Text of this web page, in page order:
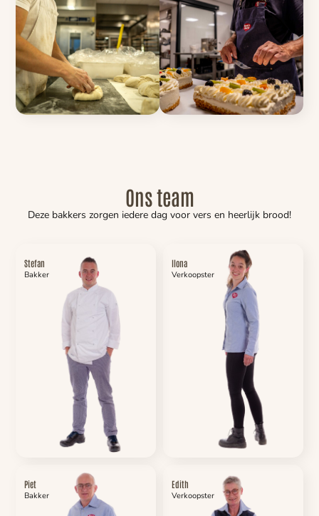
Ons team
Deze bakkers zorgen iedere dag voor vers en heerlijk brood!
Stefan
Bakker
Ilona
Verkoopster
Piet
Bakker
Edith
Verkoopster